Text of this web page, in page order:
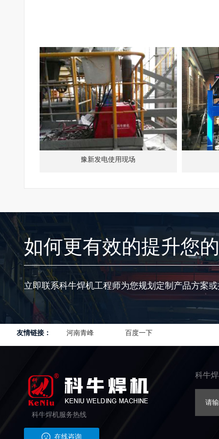
豫新发电使用现场
如何更有效的提升您
立即联系科牛焊机工程师为您规划定制产品方案
友情链接： 河南青峰 百度一下
科牛焊机服务热线
在线咨询
科牛